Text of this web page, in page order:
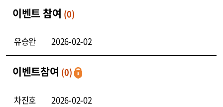
이벤트 참여 (0)
유승완 2026-02-02
이벤트참여 (0)
차진호 2026-02-02